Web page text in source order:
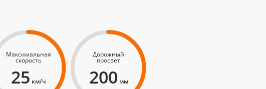
Максимальная
скорость
25 км/ч
Дорожный
просвет
200 мм